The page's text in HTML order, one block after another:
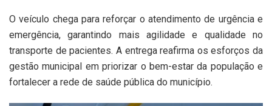
O veículo chega para reforçar o atendimento de urgência e
emergência, garantindo mais agilidade e qualidade no
transporte de pacientes. A entrega reafirma os esforços da
gestão municipal em priorizar o bem-estar da população e
fortalecer a rede de saúde pública do município.